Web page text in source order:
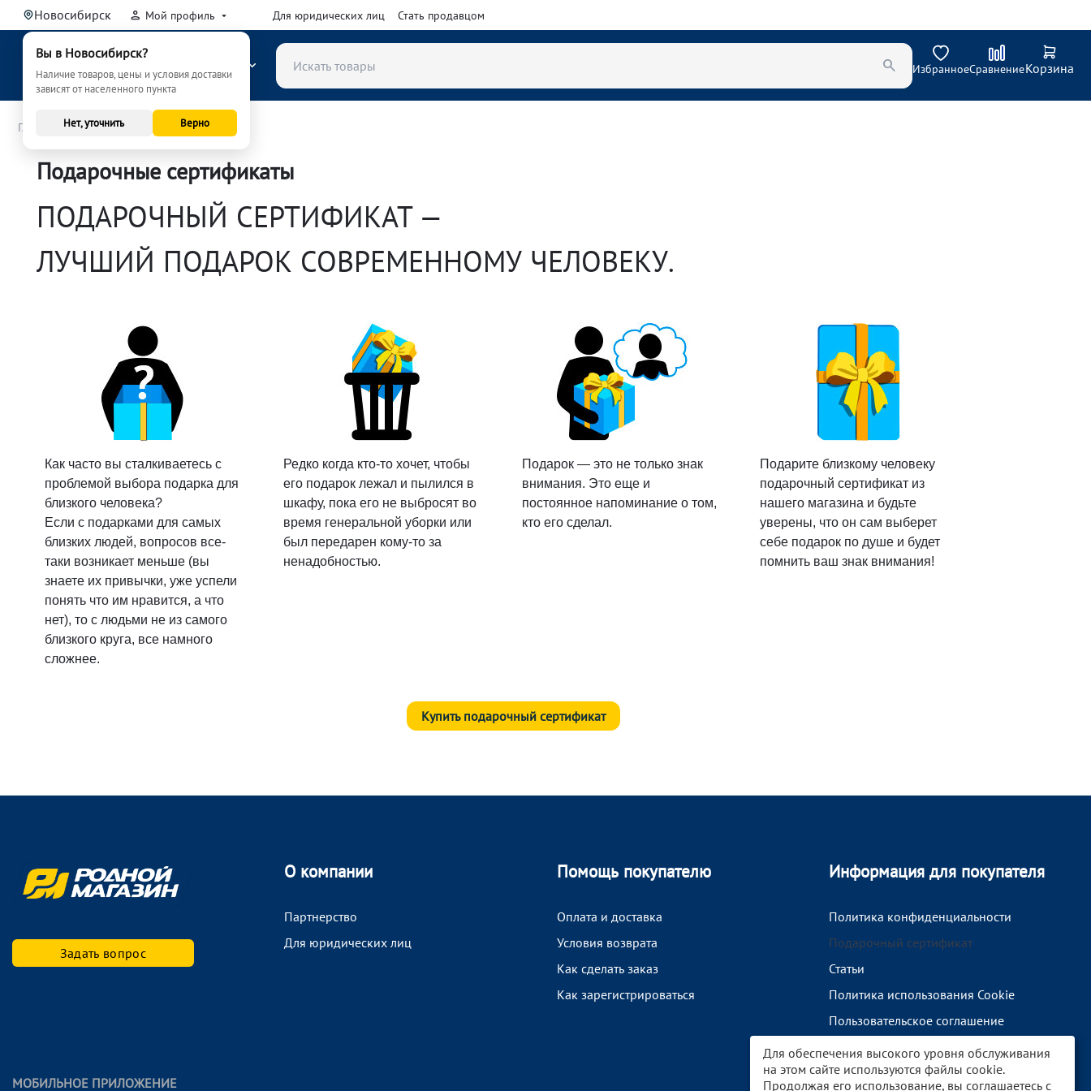
Новосибирск
Вы в Новосибирск?
Наличие товаров, цены и условия доставки
зависят от населенного пункта
Нет, уточнить Верно
Мой профиль Для юридических лиц Стать продавцом
ИзбранноеСравнениеКорзина
Главная / Подарочные сертификаты
Подарочные сертификаты
ПОДАРОЧНЫЙ СЕРТИФИКАТ —
ЛУЧШИЙ ПОДАРОК СОВРЕМЕННОМУ ЧЕЛОВЕКУ.
Как часто вы сталкиваетесь с
проблемой выбора подарка для
близкого человека?
Если с подарками для самых
близких людей, вопросов все-
таки возникает меньше (вы
знаете их привычки, уже успели
понять что им нравится, а что
нет), то с людьми не из самого
близкого круга, все намного
сложнее.
Редко когда кто-то хочет, чтобы
его подарок лежал и пылился в
шкафу, пока его не выбросят во
время генеральной уборки или
был передарен кому-то за
ненадобностью.
Подарок — это не только знак
внимания. Это еще и
постоянное напоминание о том,
кто его сделал.
Подарите близкому человеку
подарочный сертификат из
нашего магазина и будьте
уверены, что он сам выберет
себе подарок по душе и будет
помнить ваш знак внимания!
Купить подарочный сертификат
Задать вопрос
О компании
Партнерство
Для юридических лиц
Помощь покупателю
Оплата и доставка
Условия возврата
Как сделать заказ
Как зарегистрироваться
Информация для покупателя
Политика конфиденциальности
Подарочный сертификат
Статьи
Политика использования Cookie
Пользовательское соглашение
МОБИЛЬНОЕ ПРИЛОЖЕНИЕ
Для обеспечения высокого уровня обслуживания
на этом сайте используются файлы cookie.
Продолжая его использование, вы соглашаетесь с